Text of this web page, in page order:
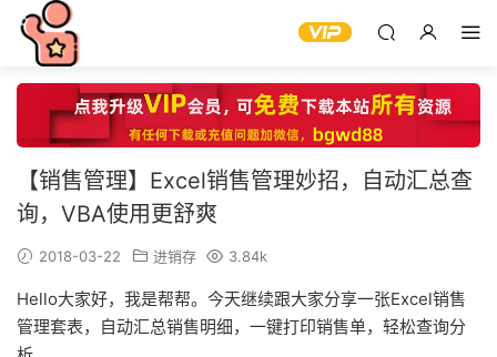
【销售管理】Excel销售管理妙招，自动汇总查
询，VBA使用更舒爽
2018-03-22 进销存 3.84k
Hello大家好，我是帮帮。今天继续跟大家分享一张Excel销售
管理套表，自动汇总销售明细，一键打印销售单，轻松查询分